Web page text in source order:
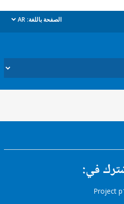
الصفحة باللغة: AR
dropdown